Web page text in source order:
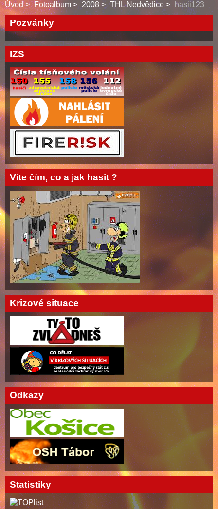
Úvod Fotoalbum 2008 THL Nedvědice hasii123
Pozvánky
IZS
Víte čím, co a jak hasit ?
Krizové situace
Odkazy
Statistiky